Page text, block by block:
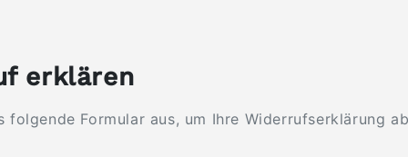
erklären
folgende Formular aus, um Ihre Widerrufserklärung